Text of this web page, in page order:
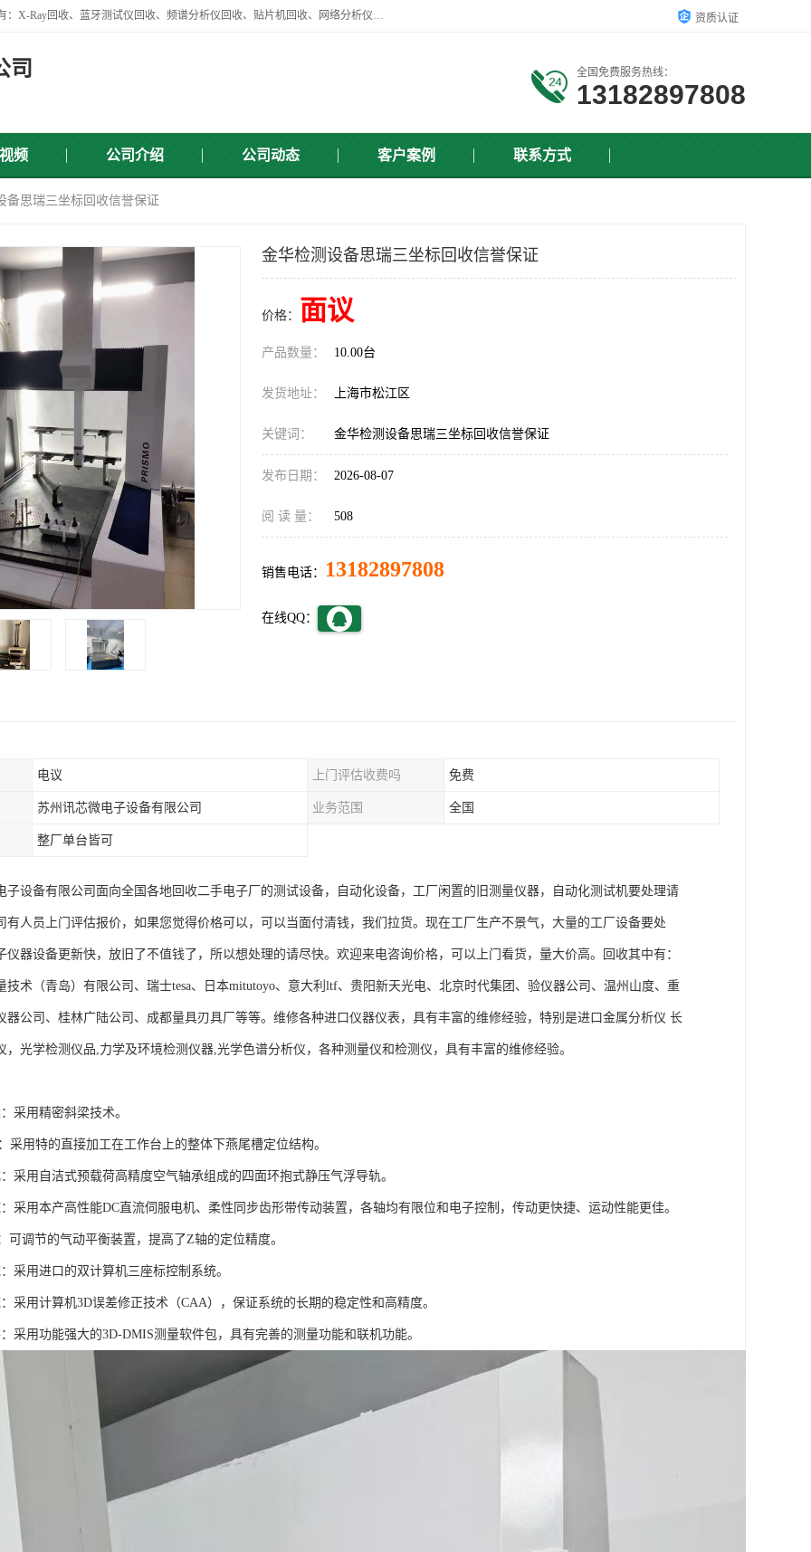
苏州讯芯微电子设备有限公司是一家做资源回收类企业，主要回收类目有：X-Ray回收、蓝牙测试仪回收、频谱分析仪回收、贴片机回收、网络分析仪回收、信号发生器回收等，从企业单位的需求出发，试通过本网络平台的建立有效整合物资市场，使可再生资源获得合理的流通和科学的再利用。 资质认证
司 全国免费服务热线：
13182897808
频 公司介绍 公司动态 客户案例 联系方式
备思瑞三坐标回收信誉保证
金华检测设备思瑞三坐标回收信誉保证
价格： 面议
产品数量： 10.00台
发货地址： 上海市松江区
关键词： 金华检测设备思瑞三坐标回收信誉保证
发布日期： 2026-08-07
阅 读 量： 508
销售电话： 13182897808
在线QQ：
电议 上门评估收费吗 免费
苏州讯芯微电子设备有限公司 业务范围 全国
整厂单台皆可
子设备有限公司面向全国各地回收二手电子厂的测试设备，自动化设备，工厂闲置的旧测量仪器，自动化测试机要处理请
有人员上门评估报价，如果您觉得价格可以，可以当面付清钱，我们拉货。现在工厂生产不景气，大量的工厂设备要处
仪器设备更新快，放旧了不值钱了，所以想处理的请尽快。欢迎来电咨询价格，可以上门看货，量大价高。回收其中有：
技术（青岛）有限公司、瑞士tesa、日本mitutoyo、意大利ltf、贵阳新天光电、北京时代集团、验仪器公司、温州山度、重
器公司、桂林广陆公司、成都量具刃具厂等等。维修各种进口仪器仪表，具有丰富的维修经验，特别是进口金属分析仪 长
，光学检测仪品,力学及环境检测仪器,光学色谱分析仪，各种测量仪和检测仪，具有丰富的维修经验。
采用精密斜梁技术。
采用特的直接加工在工作台上的整体下燕尾槽定位结构。
采用自洁式预载荷高精度空气轴承组成的四面环抱式静压气浮导轨。
采用本产高性能DC直流伺服电机、柔性同步齿形带传动装置，各轴均有限位和电子控制，传动更快捷、运动性能更佳。
可调节的气动平衡装置，提高了Z轴的定位精度。
采用进口的双计算机三座标控制系统。
采用计算机3D误差修正技术（CAA），保证系统的长期的稳定性和高精度。
采用功能强大的3D-DMIS测量软件包，具有完善的测量功能和联机功能。